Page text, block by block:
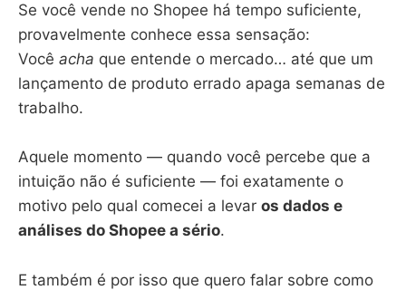
Se você vende no Shopee há tempo suficiente,
provavelmente conhece essa sensação:
Você acha que entende o mercado… até que um
lançamento de produto errado apaga semanas de
trabalho.
Aquele momento — quando você percebe que a
intuição não é suficiente — foi exatamente o
motivo pelo qual comecei a levar os dados e
análises do Shopee a sério.
E também é por isso que quero falar sobre como